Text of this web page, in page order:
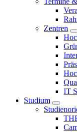
Zentren
IT
Studium